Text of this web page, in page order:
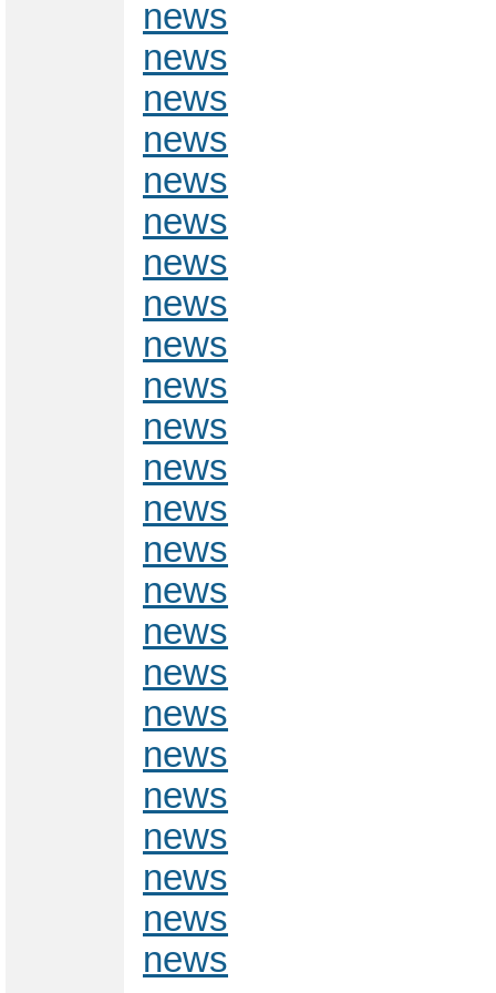
news
news
news
news
news
news
news
news
news
news
news
news
news
news
news
news
news
news
news
news
news
news
news
news